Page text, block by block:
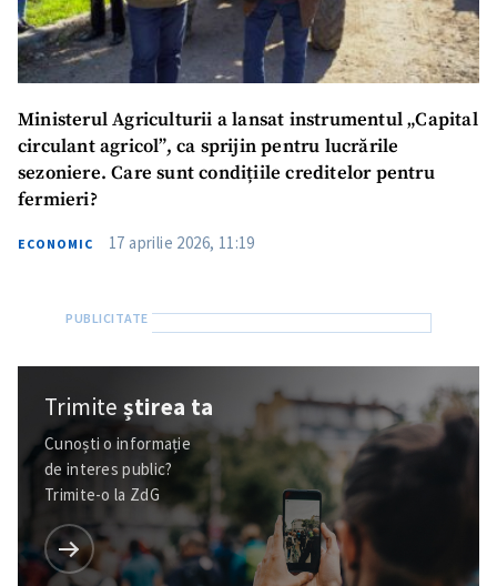
Ministerul Agriculturii a lansat instrumentul „Capital
circulant agricol”, ca sprijin pentru lucrările
sezoniere. Care sunt condițiile creditelor pentru
fermieri?
ECONOMIC 17 aprilie 2026, 11:19
Trimiteștirea ta
Cunoști o informație
de interes public?
Trimite-o la ZdG